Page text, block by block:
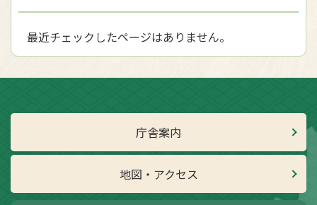
最近チェックしたページはありません。
庁舎案内
地図・アクセス